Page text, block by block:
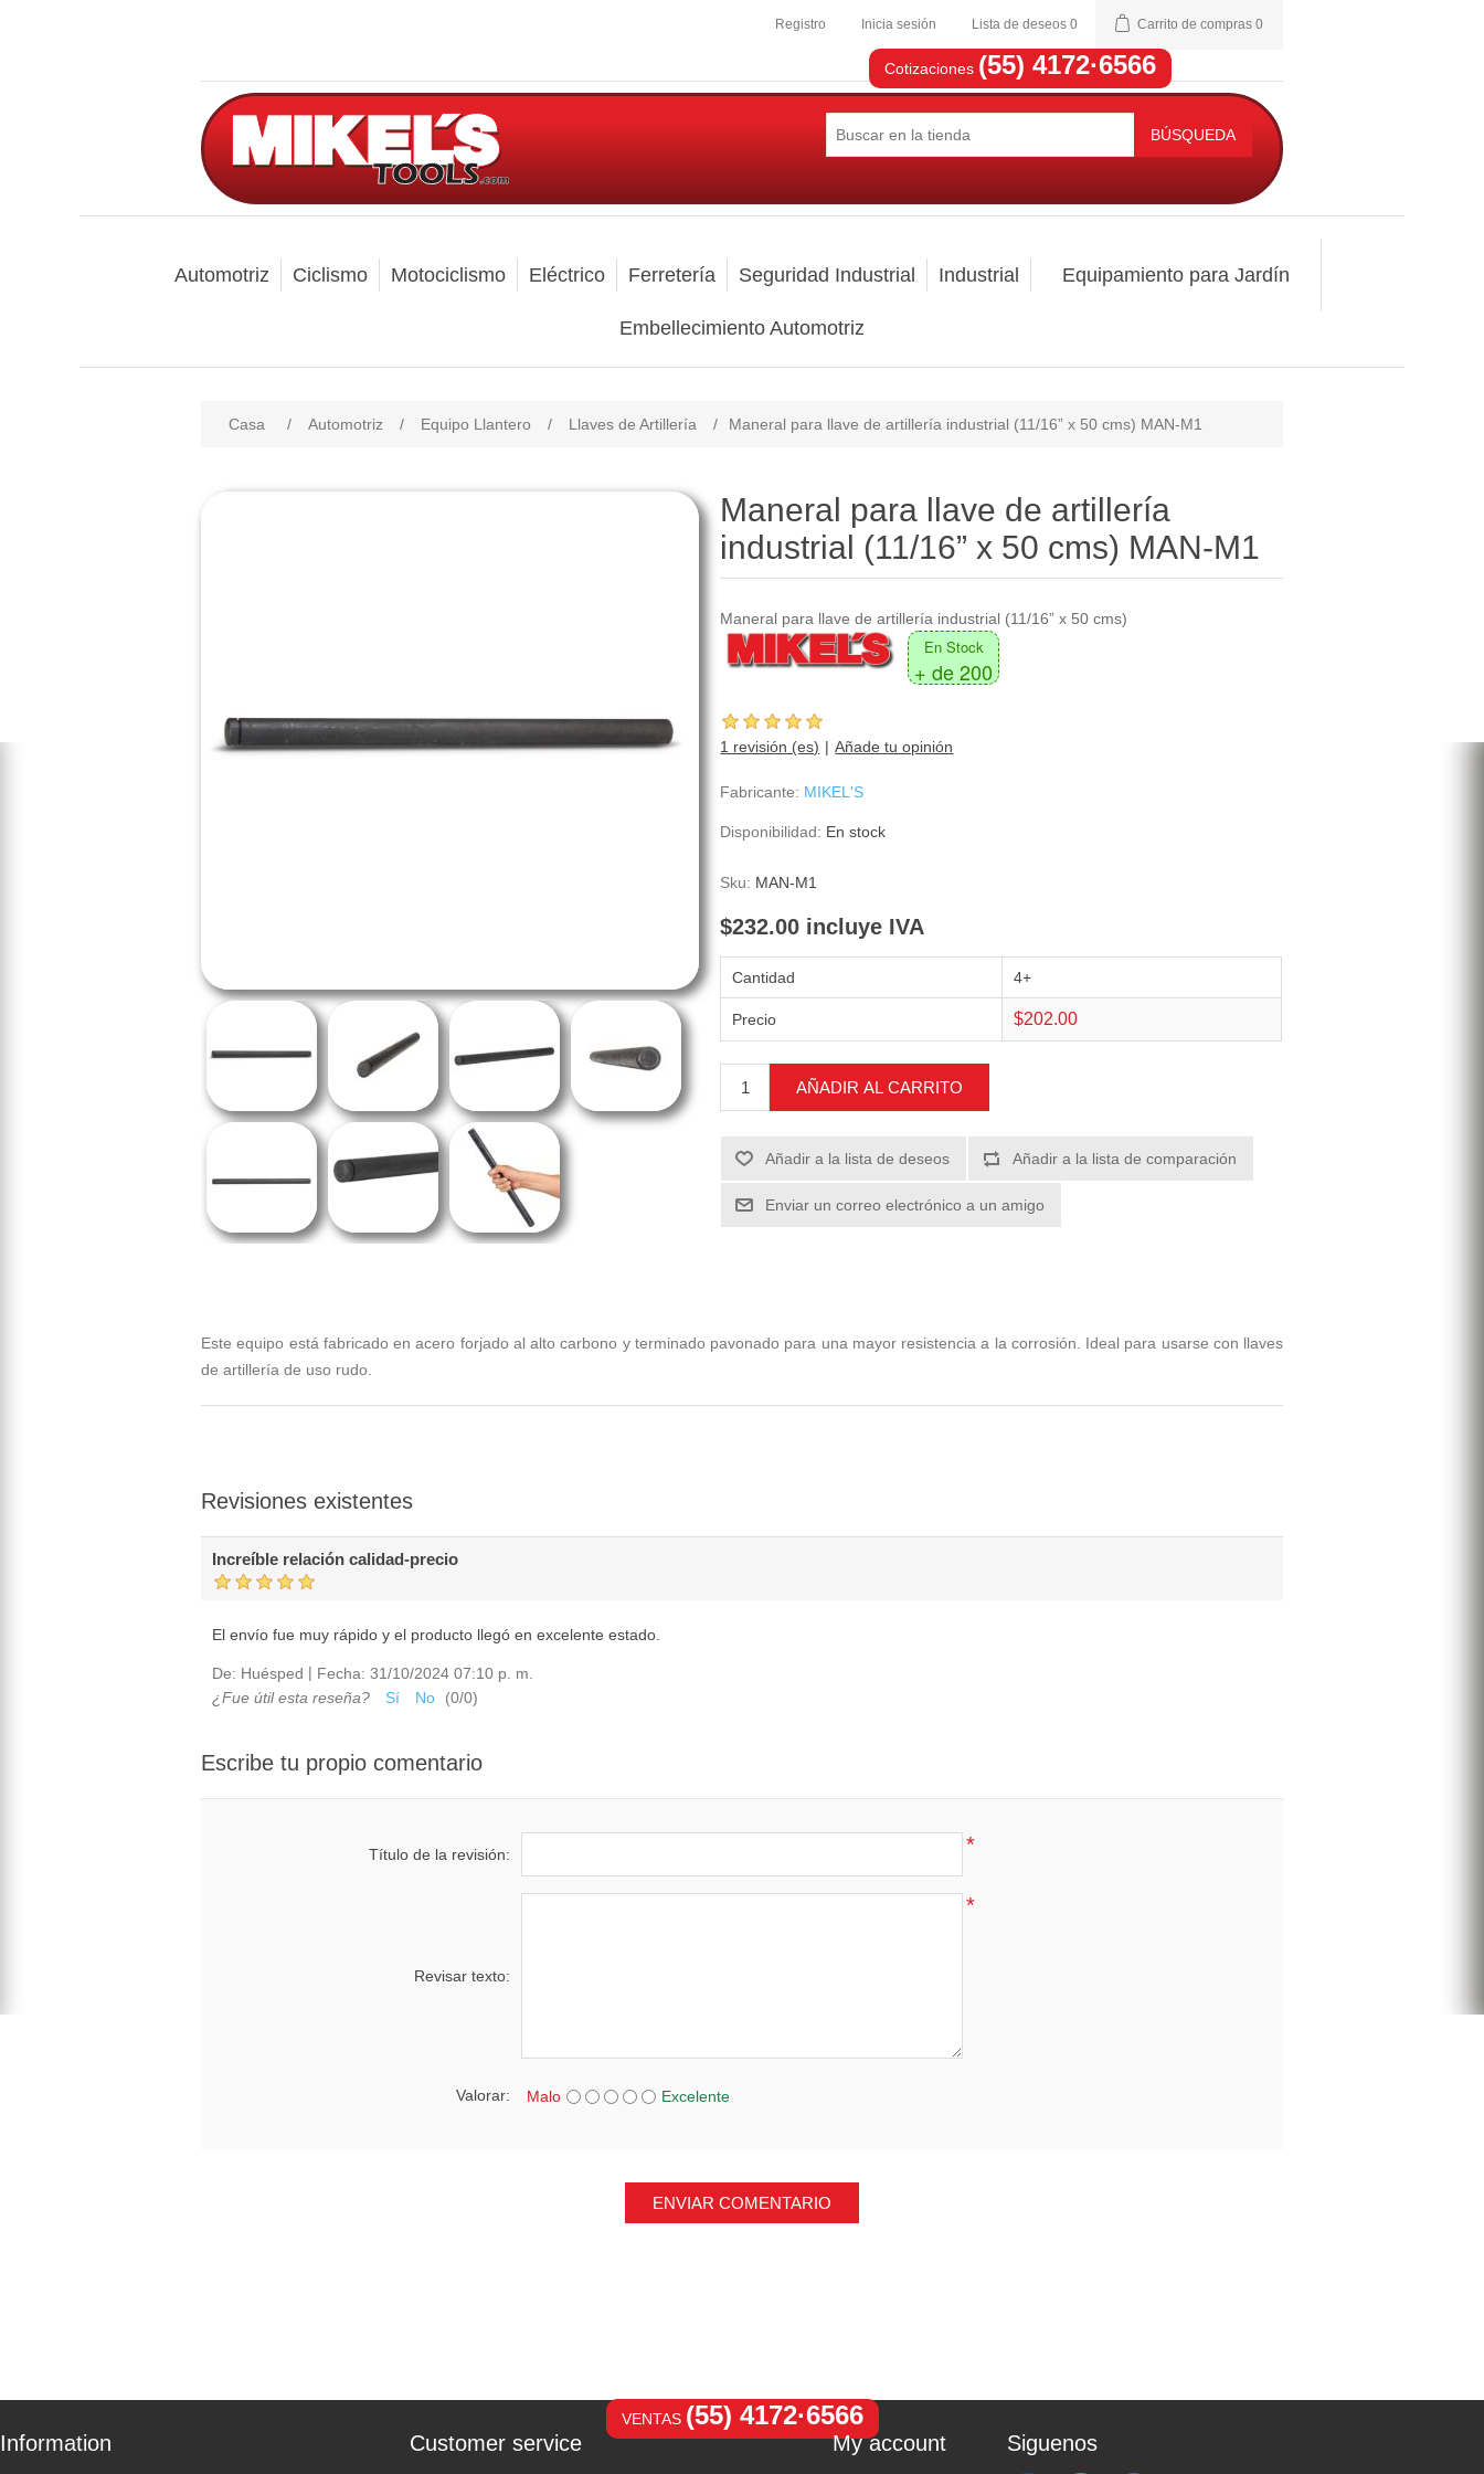
Registro Inicia sesión Lista de deseos 0 Carrito de compras 0
Cotizaciones (55) 4172·6566
BÚSQUEDA
Automotriz Ciclismo Motociclismo Eléctrico Ferretería Seguridad Industrial Industrial Equipamiento para Jardín
Embellecimiento Automotriz
Casa / Automotriz / Equipo Llantero / Llaves de Artillería / Maneral para llave de artillería industrial (11/16” x 50 cms) MAN-M1
Maneral para llave de artillería
industrial (11/16” x 50 cms) MAN-M1
Maneral para llave de artillería industrial (11/16” x 50 cms)
En Stock
+ de 200
1 revisión (es) Añade tu opinión
Fabricante: MIKEL'S
Disponibilidad: En stock
Sku: MAN-M1
$232.00 incluye IVA
Cantidad 4+
Precio $202.00
AÑADIR AL CARRITO
Añadir a la lista de deseos Añadir a la lista de comparación
Enviar un correo electrónico a un amigo
Este equipo está fabricado en acero forjado al alto carbono y terminado pavonado para una mayor resistencia a la corrosión. Ideal para usarse con llaves
de artillería de uso rudo.
Revisiones existentes
Increíble relación calidad-precio
El envío fue muy rápido y el producto llegó en excelente estado.
De: Huésped | Fecha: 31/10/2024 07:10 p. m.
¿Fue útil esta reseña?
Sí No (0/0)
Escribe tu propio comentario
Título de la revisión: *
Revisar texto:
*
Valorar: Malo Excelente
ENVIAR COMENTARIO
VENTAS (55) 4172·6566
Information Customer service My account Siguenos